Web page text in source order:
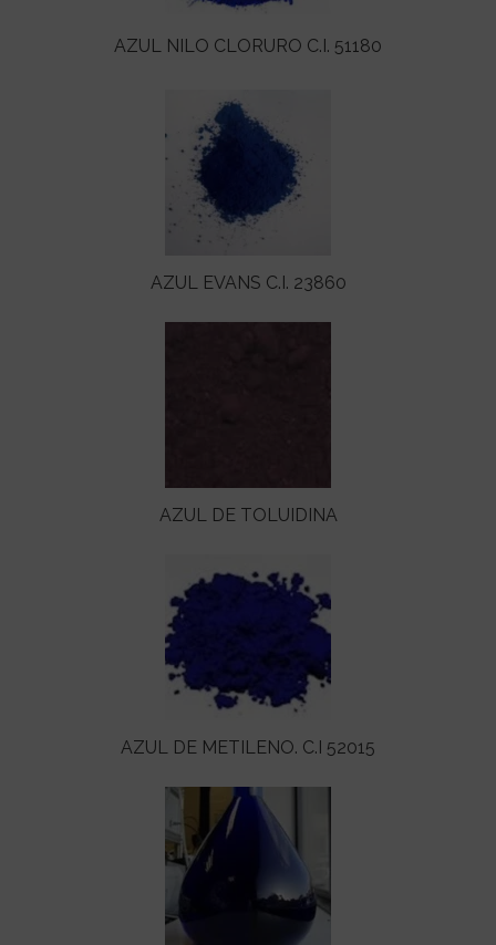
AZUL NILO CLORURO C.I. 51180
AZUL EVANS C.I. 23860
AZUL DE TOLUIDINA
AZUL DE METILENO. C.I 52015